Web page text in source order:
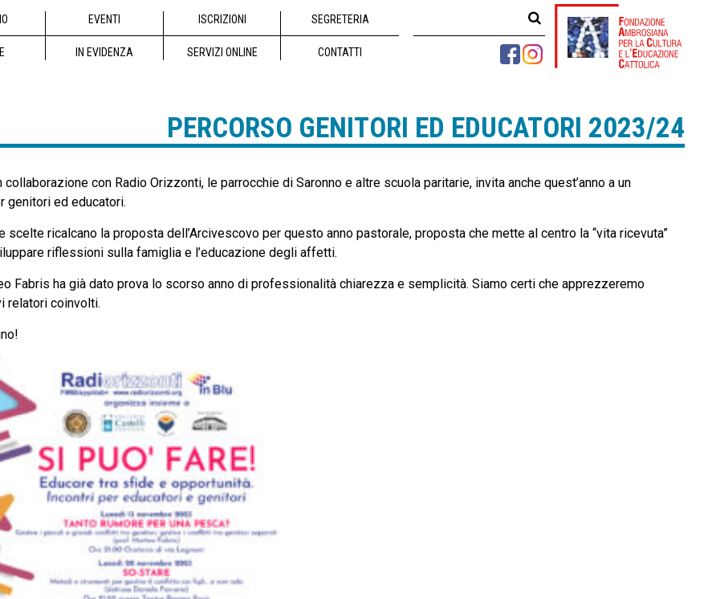
EVENTI ISCRIZIONI SEGRETERIA
IN EVIDENZA SERVIZI ONLINE CONTATTI
PERCORSO GENITORI ED EDUCATORI 2023/24
collaborazione con Radio Orizzonti, le parrocchie di Saronno e altre scuola paritarie, invita anche quest’anno a un
genitori ed educatori.
scelte ricalcano la proposta dell’Arcivescovo per questo anno pastorale, proposta che mette al centro la “vita ricevuta”
riflessioni sulla famiglia e l’educazione degli affetti.
Fabris ha già dato prova lo scorso anno di professionalità chiarezza e semplicità. Siamo certi che apprezzeremo
relatori coinvolti.